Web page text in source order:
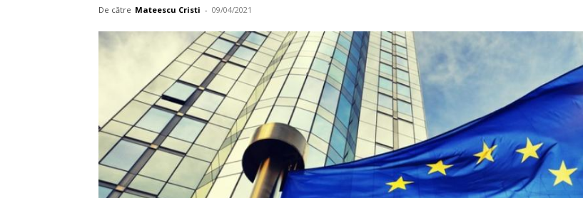
De către Mateescu Cristi - 09/04/2021